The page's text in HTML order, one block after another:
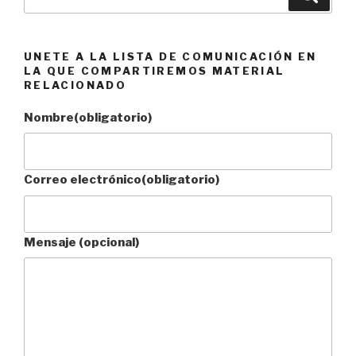
UNETE A LA LISTA DE COMUNICACIÓN EN
LA QUE COMPARTIREMOS MATERIAL
RELACIONADO
Nombre(obligatorio)
Correo electrónico(obligatorio)
Mensaje (opcional)